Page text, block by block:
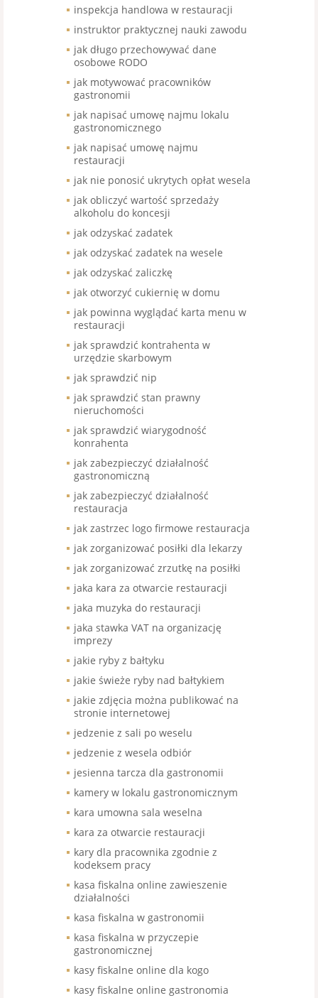
inspekcja handlowa w restauracji
instruktor praktycznej nauki zawodu
jak długo przechowywać dane
osobowe RODO
jak motywować pracowników
gastronomii
jak napisać umowę najmu lokalu
gastronomicznego
jak napisać umowę najmu
restauracji
jak nie ponosić ukrytych opłat wesela
jak obliczyć wartość sprzedaży
alkoholu do koncesji
jak odzyskać zadatek
jak odzyskać zadatek na wesele
jak odzyskać zaliczkę
jak otworzyć cukiernię w domu
jak powinna wyglądać karta menu w
restauracji
jak sprawdzić kontrahenta w
urzędzie skarbowym
jak sprawdzić nip
jak sprawdzić stan prawny
nieruchomości
jak sprawdzić wiarygodność
konrahenta
jak zabezpieczyć działalność
gastronomiczną
jak zabezpieczyć działalność
restauracja
jak zastrzec logo firmowe restauracja
jak zorganizować posiłki dla lekarzy
jak zorganizować zrzutkę na posiłki
jaka kara za otwarcie restauracji
jaka muzyka do restauracji
jaka stawka VAT na organizację
imprezy
jakie ryby z bałtyku
jakie świeże ryby nad bałtykiem
jakie zdjęcia można publikować na
stronie internetowej
jedzenie z sali po weselu
jedzenie z wesela odbiór
jesienna tarcza dla gastronomii
kamery w lokalu gastronomicznym
kara umowna sala weselna
kara za otwarcie restauracji
kary dla pracownika zgodnie z
kodeksem pracy
kasa fiskalna online zawieszenie
działalności
kasa fiskalna w gastronomii
kasa fiskalna w przyczepie
gastronomicznej
kasy fiskalne online dla kogo
kasy fiskalne online gastronomia